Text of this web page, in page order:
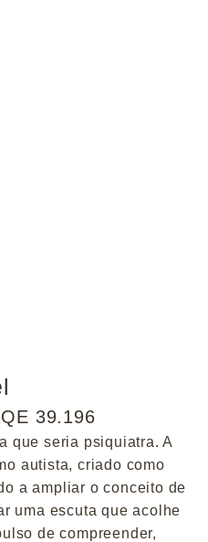
39.196
que seria psiquiatra. A
autista, criado como
a ampliar o conceito de
uma escuta que acolhe
de compreender,